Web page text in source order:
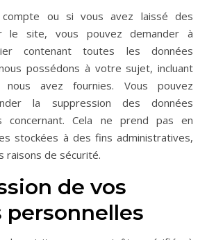
ou si vous avez laissé des
le site, vous pouvez demander à
contenant toutes les données
possédons à votre sujet, incluant
avez fournies. Vous pouvez
la suppression des données
concernant. Cela ne prend pas en
stockées à des fins administratives,
raisons de sécurité.
de vos
personnelles